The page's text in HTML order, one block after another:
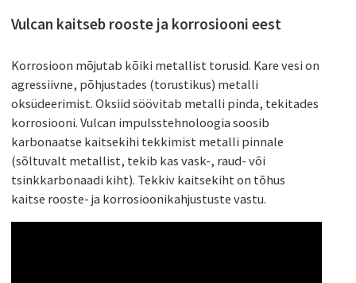
Vulcan kaitseb rooste ja korrosiooni eest
Korrosioon mõjutab kõiki metallist torusid. Kare vesi on
agressiivne, põhjustades (torustikus) metalli
oksüdeerimist. Oksiid söövitab metalli pinda, tekitades
korrosiooni. Vulcan impulsstehnoloogia soosib
karbonaatse kaitsekihi tekkimist metalli pinnale
(sõltuvalt metallist, tekib kas vask-, raud- või
tsinkkarbonaadi kiht). Tekkiv kaitsekiht on tõhus
kaitse rooste- ja korrosioonikahjustuste vastu.